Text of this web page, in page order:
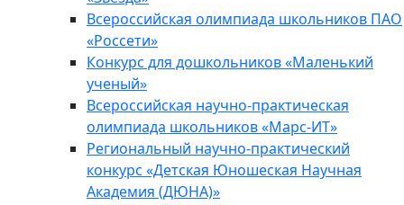
Всероссийская олимпиада школьников ПАО
«Россети»
Конкурс для дошкольников «Маленький
ученый»
Всероссийская научно-практическая
олимпиада школьников «Марс-ИТ»
Региональный научно-практический
конкурс «Детская Юношеская Научная
Академия (ДЮНА)»